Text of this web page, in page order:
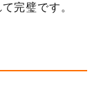
完璧です。